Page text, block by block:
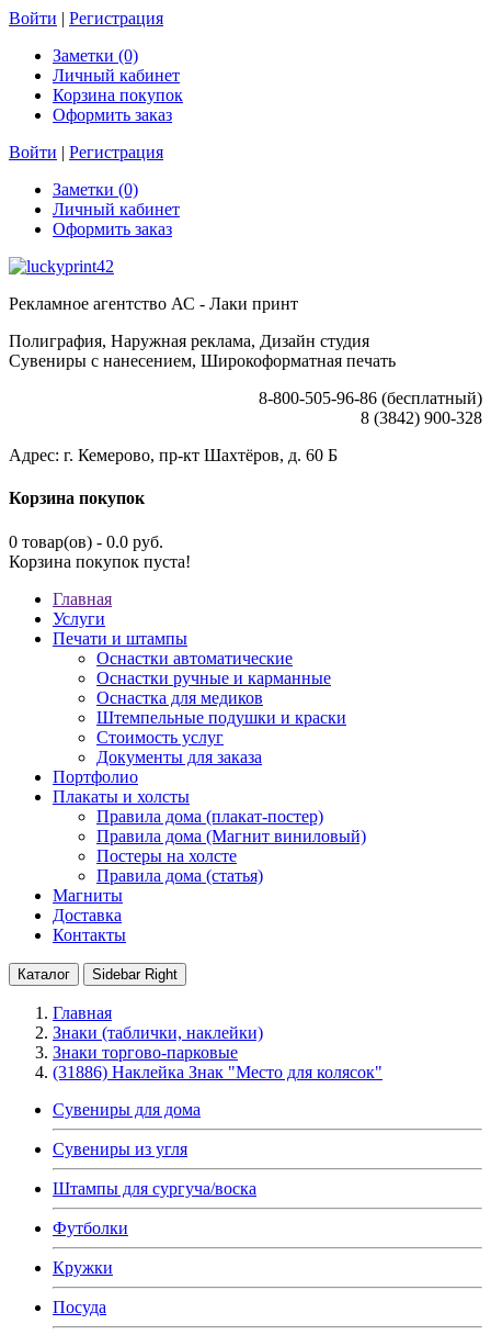
Войти | Регистрация
Заметки (0)
Личный кабинет
Корзина покупок
Оформить заказ
Войти | Регистрация
Заметки (0)
Личный кабинет
Оформить заказ
Рекламное агентство АС - Лаки принт
Полиграфия, Наружная реклама, Дизайн студия
Сувениры с нанесением, Широкоформатная печать
8-800-505-96-86 (бесплатный)
8 (3842) 900-328
Адрес: г. Кемерово, пр-кт Шахтёров, д. 60 Б
Корзина покупок
0 товар(ов) - 0.0 руб.
Корзина покупок пуста!
Главная
Услуги
Печати и штампы
Оснастки автоматические
Оснастки ручные и карманные
Оснастка для медиков
Штемпельные подушки и краски
Стоимость услуг
Документы для заказа
Портфолио
Плакаты и холсты
Правила дома (плакат-постер)
Правила дома (Магнит виниловый)
Постеры на холсте
Правила дома (статья)
Магниты
Доставка
Контакты
Каталог Sidebar Right
Главная
Знаки (таблички, наклейки)
Знаки торгово-парковые
(31886) Наклейка Знак "Место для колясок"
Сувениры для дома
Сувениры из угля
Штампы для сургуча/воска
Футболки
Кружки
Посуда